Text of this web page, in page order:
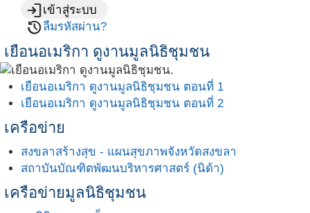
loginเข้าสู่ระบบ
restoreลืมรหัสผ่าน?
เยือนอเมริกา ดูงานมูลนิธิชุมชน
เยือนอเมริกา ดูงานมูลนิธิชุมชน ตอนที่ 1
เยือนอเมริกา ดูงานมูลนิธิชุมชน ตอนที่ 2
เครือข่าย
สงขลาสร้างสุข - แผนสุขภาพจังหวัดสงขลา
สถาบันบัณฑิตพัฒนบริหารศาสตร์ (นิด้า)
เครือข่ายมูลนิธิชุมชน